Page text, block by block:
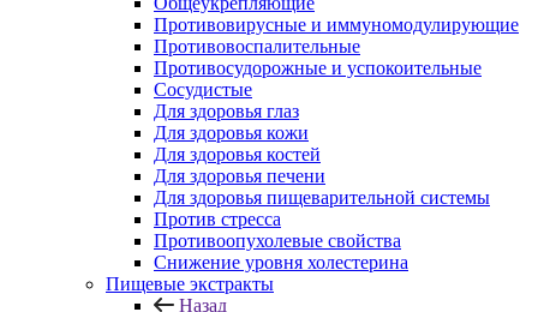
Противовирусные и иммуномодулирующие
Противовоспалительные
Противосудорожные и успокоительные
Сосудистые
Для здоровья глаз
Для здоровья кожи
Для здоровья костей
Для здоровья печени
Для здоровья пищеварительной системы
Против стресса
Противоопухолевые свойства
Снижение уровня холестерина
Пищевые экстракты
Назад